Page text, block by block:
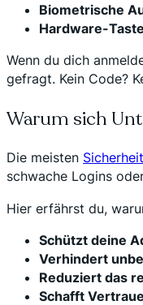
Biometrische
Hardware-
Wenn du dich
gefragt. Kein Code?
Warum sich
Die meisten
schwache Logins
Hier erfährst du,
Schützt deine
Verhindert
Reduziert das
Schafft